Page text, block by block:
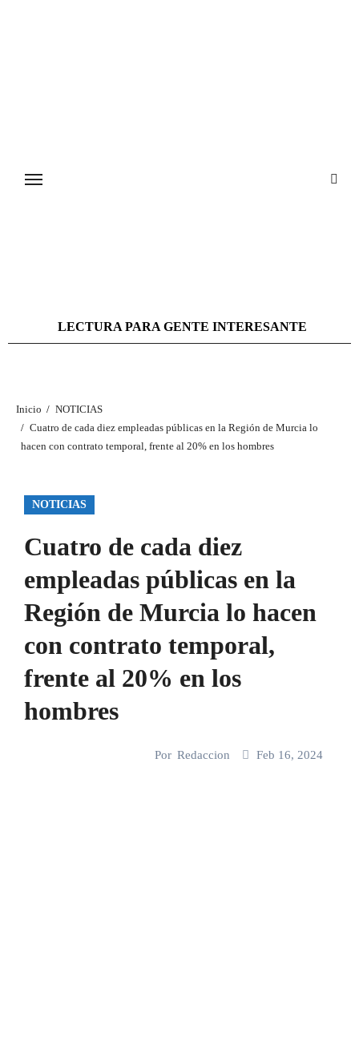
LECTURA PARA GENTE INTERESANTE
Inicio
NOTICIAS
Cuatro de cada diez empleadas públicas en la Región de Murcia lo
hacen con contrato temporal, frente al 20% en los hombres
NOTICIAS
Cuatro de cada diez
empleadas públicas en la
Región de Murcia lo hacen
con contrato temporal,
frente al 20% en los
hombres
Por Redaccion Feb 16, 2024